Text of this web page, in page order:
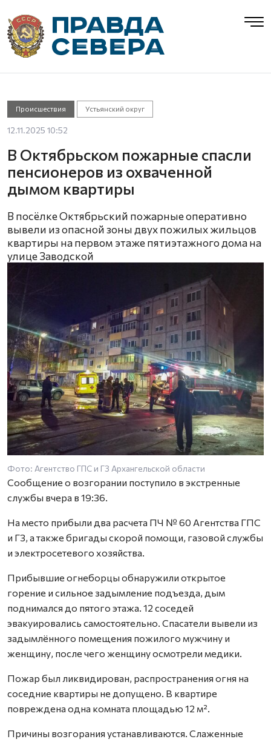
Происшествия Устьянский округ
12.11.2025 10:52
В Октябрьском пожарные спасли
пенсионеров из охваченной
дымом квартиры
В посёлке Октябрьский пожарные оперативно
вывели из опасной зоны двух пожилых жильцов
квартиры на первом этаже пятиэтажного дома на
улице Заводской
Фото: Агентство ГПС и ГЗ Архангельской области
Сообщение о возгорании поступило в экстренные
службы вчера в 19:36.
На место прибыли два расчета ПЧ № 60 Агентства ГПС
и ГЗ, а также бригады скорой помощи, газовой службы
и электросетевого хозяйства.
Прибывшие огнеборцы обнаружили открытое
горение и сильное задымление подъезда, дым
поднимался до пятого этажа. 12 соседей
эвакуировались самостоятельно. Спасатели вывели из
задымлённого помещения пожилого мужчину и
женщину, после чего женщину осмотрели медики.
Пожар был ликвидирован, распространения огня на
соседние квартиры не допущено. В квартире
повреждена одна комната площадью 12 м².
Причины возгорания устанавливаются. Слаженные